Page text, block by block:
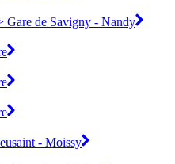
Gare de Savigny - Nandy
- Moissy